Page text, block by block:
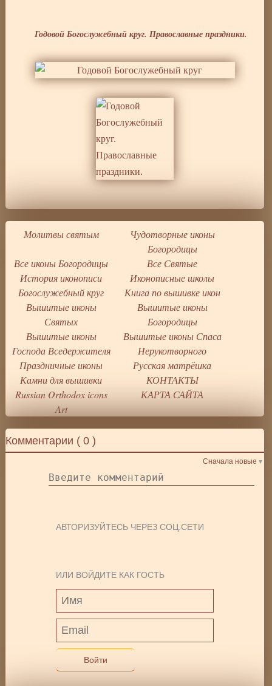
Годовой Богослужебный круг. Православные праздники.
Комментарии (0 )
Сначала новые
АВТОРИЗУЙТЕСЬ ЧЕРЕЗ СОЦ.СЕТИ
ИЛИ ВОЙДИТЕ КАК ГОСТЬ
Войти
Молитвы святым
Чудотворные иконы
Богородицы
Все иконы Богородицы
Все Святые
История иконописи
Иконописные школы
Богослужебный круг
Книга по вышивке икон
Вышитые иконы
Святых
Вышитые иконы
Богородицы
Вышитые иконы
Господа Вседержителя
Вышитые иконы Спаса
Нерукотворного
Праздничные иконы
Русская матрёшка
Камни для вышивки
КОНТАКТЫ
Russian Orthodox icons
Art
КАРТА САЙТА